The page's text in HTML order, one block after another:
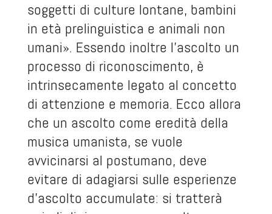
soggetti di culture lontane, bambini
in età prelinguistica e animali non
umani». Essendo inoltre l’ascolto un
processo di riconoscimento, è
intrinsecamente legato al concetto
di attenzione e memoria. Ecco allora
che un ascolto come eredità della
musica umanista, se vuole
avvicinarsi al postumano, deve
evitare di adagiarsi sulle esperienze
d’ascolto accumulate: si tratterà